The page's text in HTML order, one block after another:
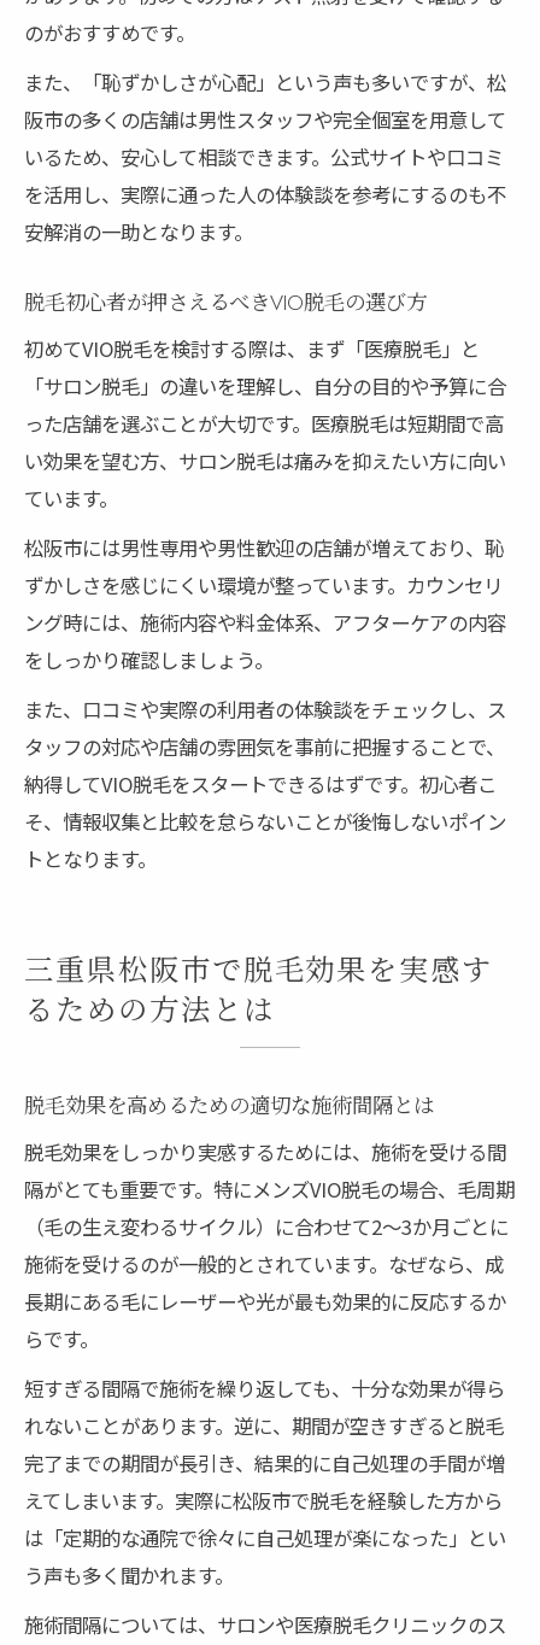
通いやすい脱毛施設のアクセスや環境をチ
脱毛のカウンセリングで確認すべき安心ポ
イント
予約の取りやすさやプライバシー重視の施
設選び
のがおすすめです。
また、「恥ずかしさが心配」という声も多いですが、松
阪市の多くの店舗は男性スタッフや完全個室を用意して
いるため、安心して相談できます。公式サイトや口コミ
を活用し、実際に通った人の体験談を参考にするのも不
安解消の一助となります。
脱毛初心者が押さえるべきVIO脱毛の選び方
初めてVIO脱毛を検討する際は、まず「医療脱毛」と
「サロン脱毛」の違いを理解し、自分の目的や予算に合
った店舗を選ぶことが大切です。医療脱毛は短期間で高
い効果を望む方、サロン脱毛は痛みを抑えたい方に向い
ています。
松阪市には男性専用や男性歓迎の店舗が増えており、恥
ずかしさを感じにくい環境が整っています。カウンセリ
ング時には、施術内容や料金体系、アフターケアの内容
をしっかり確認しましょう。
また、口コミや実際の利用者の体験談をチェックし、ス
タッフの対応や店舗の雰囲気を事前に把握することで、
納得してVIO脱毛をスタートできるはずです。初心者こ
そ、情報収集と比較を怠らないことが後悔しないポイン
トとなります。
三重県松阪市で脱毛効果を実感す
るための方法とは
脱毛効果を高めるための適切な施術間隔とは
脱毛効果をしっかり実感するためには、施術を受ける間
隔がとても重要です。特にメンズVIO脱毛の場合、毛周期
（毛の生え変わるサイクル）に合わせて2～3か月ごとに
施術を受けるのが一般的とされています。なぜなら、成
長期にある毛にレーザーや光が最も効果的に反応するか
らです。
短すぎる間隔で施術を繰り返しても、十分な効果が得ら
れないことがあります。逆に、期間が空きすぎると脱毛
完了までの期間が長引き、結果的に自己処理の手間が増
えてしまいます。実際に松阪市で脱毛を経験した方から
は「定期的な通院で徐々に自己処理が楽になった」とい
う声も多く聞かれます。
施術間隔については、サロンや医療脱毛クリニックのス